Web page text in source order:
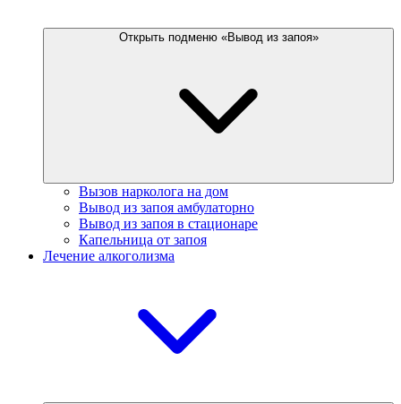
Открыть подменю «Вывод из запоя»
Вызов нарколога на дом
Вывод из запоя амбулаторно
Вывод из запоя в стационаре
Капельница от запоя
Лечение алкоголизма